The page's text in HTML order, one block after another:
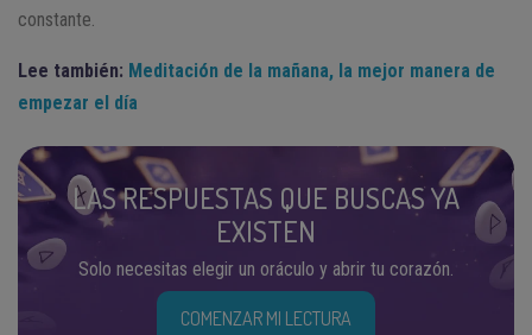
constante.
Lee también: Meditación de la mañana, la mejor manera de
empezar el día
LAS RESPUESTAS QUE BUSCAS YA
EXISTEN
Solo necesitas elegir un oráculo y abrir tu corazón.
COMENZAR MI LECTURA